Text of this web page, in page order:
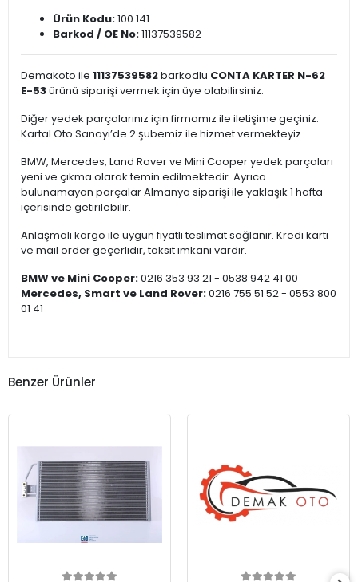
Ürün Kodu:100 141
Barkod / OE No:11137539582
Demakoto ile 11137539582barkodlu CONTA KARTER N-62
E-53ürünü siparişi vermek için üye olabilirsiniz.
Diğer yedek parçalarınız için firmamız ile iletişime geçiniz.
Kartal Oto Sanayi’de 2 şubemiz ile hizmet vermekteyiz.
BMW, Mercedes, Land Rover ve Mini Cooper yedek parçaları
yeni ve çıkma olarak temin edilmektedir. Ayrıca
bulunamayan parçalar Almanya siparişi ile yaklaşık 1 hafta
içerisinde getirilebilir.
Anlaşmalı kargo ile uygun fiyatlı teslimat sağlanır. Kredi kartı
ve mail order geçerlidir, taksit imkanı vardır.
BMW ve Mini Cooper:0216 353 93 21 - 0538 942 41 00
Mercedes, Smart ve Land Rover:0216 755 51 52 - 0553 800
01 41
Benzer Ürünler